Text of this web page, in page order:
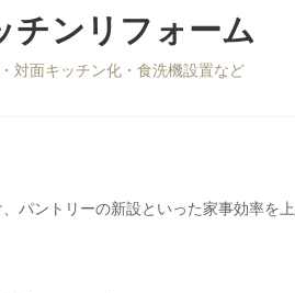
チンリフォーム
対面キッチン化・食洗機設置など
パントリーの新設といった家事効率を